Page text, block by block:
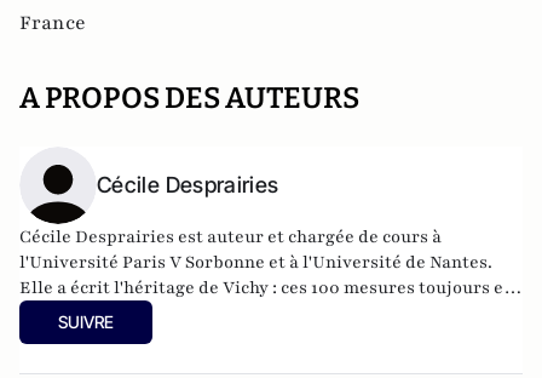
France
A PROPOS DES AUTEURS
Cécile Desprairies
Cécile Desprairies est auteur et chargée de cours à
l'Université Paris V Sorbonne et à l'Université de Nantes.
Elle a écritl'héritage de Vichy : ces 100 mesures toujours en
vigueurainsi que
SUIVRE